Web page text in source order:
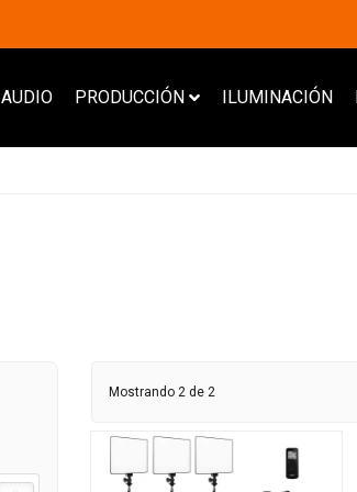
AUDIO PRODUCCIÓN ILUMINACIÓN
Mostrando 2 de 2